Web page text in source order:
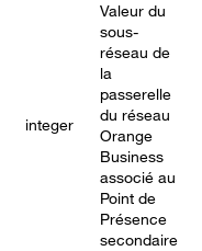
integer
Valeur du
sous-
réseau de
la
passerelle
du réseau
Orange
Business
associé au
Point de
Présence
secondaire